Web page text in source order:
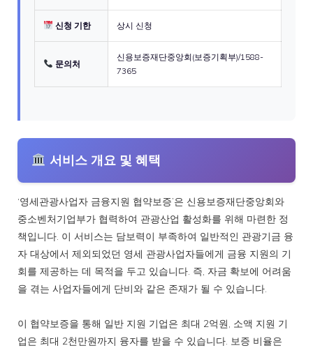
신청 기한 상시 신청
문의처
신용보증재단중앙회(보증기획부)/1588-
7365
서비스 개요 및 혜택
‘영세관광사업자 금융지원 협약보증’은 신용보증재단중앙회와
중소벤처기업부가 협력하여 관광산업 활성화를 위해 마련한 정
책입니다. 이 서비스는 담보력이 부족하여 일반적인 관광기금 융
자 대상에서 제외되었던 영세 관광사업자들에게 금융 지원의 기
회를 제공하는 데 목적을 두고 있습니다. 즉, 자금 확보에 어려움
을 겪는 사업자들에게 단비와 같은 존재가 될 수 있습니다.
이 협약보증을 통해 일반 지원 기업은 최대 2억원, 소액 지원 기
업은 최대 2천만원까지 융자를 받을 수 있습니다. 보증 비율은